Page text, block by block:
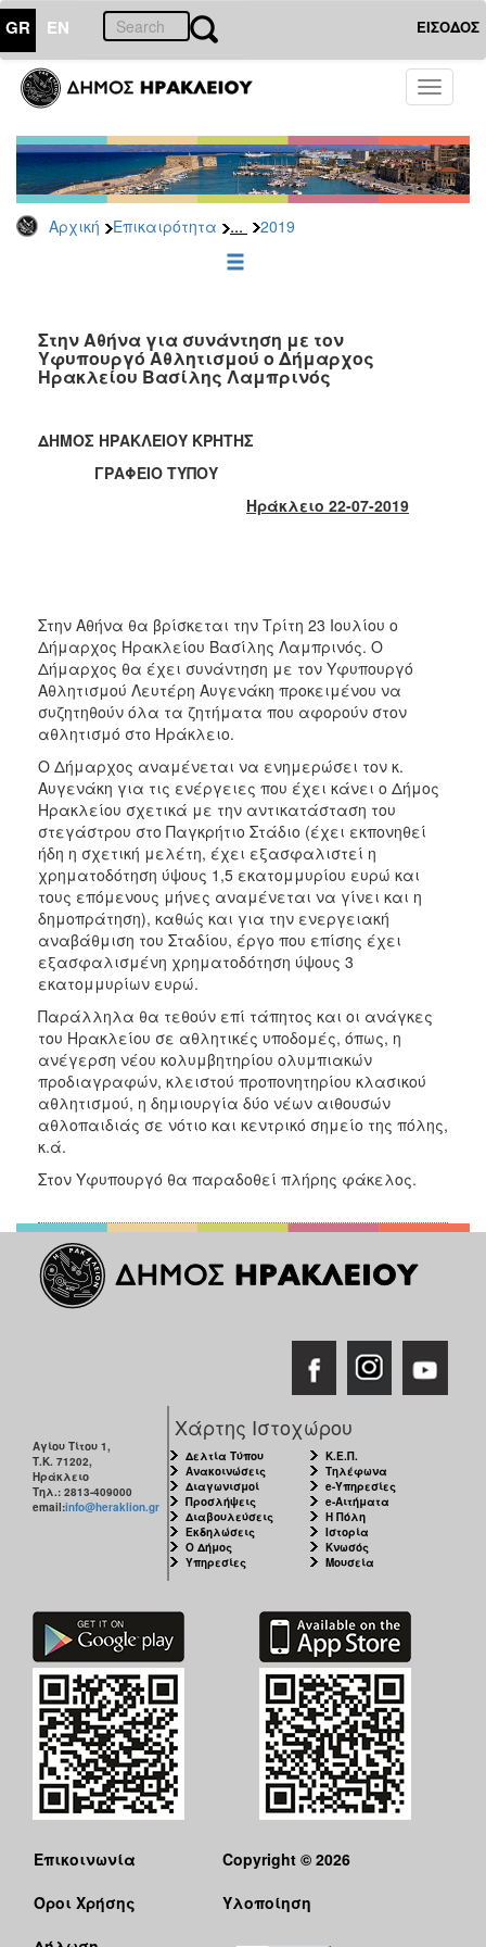
GR EN ΕΙΣΟΔΟΣ
Toggle
Αρχική Επικαιρότητα ... 2019
ΕΠΙΚΑΙΡΟΤΗΤΑ
Τύπου
Αρχείο
2026
2025
2022
2021
2019
2018
2012
2011
2010
2006
ΔΗΜΟΤΗΣ
ΕΠΙΣΚΕΠΤΗΣ
ΗΡΑΚΛΕΙΟ
Στην Αθήνα για συνάντηση με τον
Υφυπουργό Αθλητισμού ο Δήμαρχος
Ηρακλείου Βασίλης Λαμπρινός
ΔΗΜΟΣ ΗΡΑΚΛΕΙΟΥ ΚΡΗΤΗΣ
ΓΡΑΦΕΙΟ ΤΥΠΟΥ
Ηράκλειο 22-07-2019
Στην Αθήνα θα βρίσκεται την Τρίτη 23 Ιουλίου ο
Δήμαρχος Ηρακλείου Βασίλης Λαμπρινός. Ο
Δήμαρχος θα έχει συνάντηση με τον Υφυπουργό
Αθλητισμού Λευτέρη Αυγενάκη προκειμένου να
συζητηθούν όλα τα ζητήματα που αφορούν στον
αθλητισμό στο Ηράκλειο.
Ο Δήμαρχος αναμένεται να ενημερώσει τον κ.
Αυγενάκη για τις ενέργειες που έχει κάνει ο Δήμος
Ηρακλείου σχετικά με την αντικατάσταση του
στεγάστρου στο Παγκρήτιο Στάδιο (έχει εκπονηθεί
ήδη η σχετική μελέτη, έχει εξασφαλιστεί η
χρηματοδότηση ύψους 1,5 εκατομμυρίου ευρώ και
τους επόμενους μήνες αναμένεται να γίνει και η
δημοπράτηση), καθώς και για την ενεργειακή
αναβάθμιση του Σταδίου, έργο που επίσης έχει
εξασφαλισμένη χρηματοδότηση ύψους 3
εκατομμυρίων ευρώ.
Παράλληλα θα τεθούν επί τάπητος και οι ανάγκες
του Ηρακλείου σε αθλητικές υποδομές, όπως, η
ανέγερση νέου κολυμβητηρίου ολυμπιακών
προδιαγραφών, κλειστού προπονητηρίου κλασικού
αθλητισμού, η δημιουργία δύο νέων αιθουσών
αθλοπαιδιάς σε νότιο και κεντρικό σημείο της πόλης,
κ.ά.
Στον Υφυπουργό θα παραδοθεί πλήρης φάκελος.
Αγίου Τίτου 1,
Τ.Κ. 71202,
Ηράκλειο
Τηλ.: 2813-409000
email:info@heraklion.gr
Χάρτης Ιστοχώρου
Δελτία Τύπου
Ανακοινώσεις
Διαγωνισμοί
Προσλήψεις
Διαβουλεύσεις
Εκδηλώσεις
Ο Δήμος
Υπηρεσίες
Κ.Ε.Π.
Τηλέφωνα
e-Υπηρεσίες
e-Αιτήματα
Η Πόλη
Ιστορία
Κνωσός
Μουσεία
Επικοινωνία
Όροι Χρήσης
Copyright © 2026
Υλοποίηση